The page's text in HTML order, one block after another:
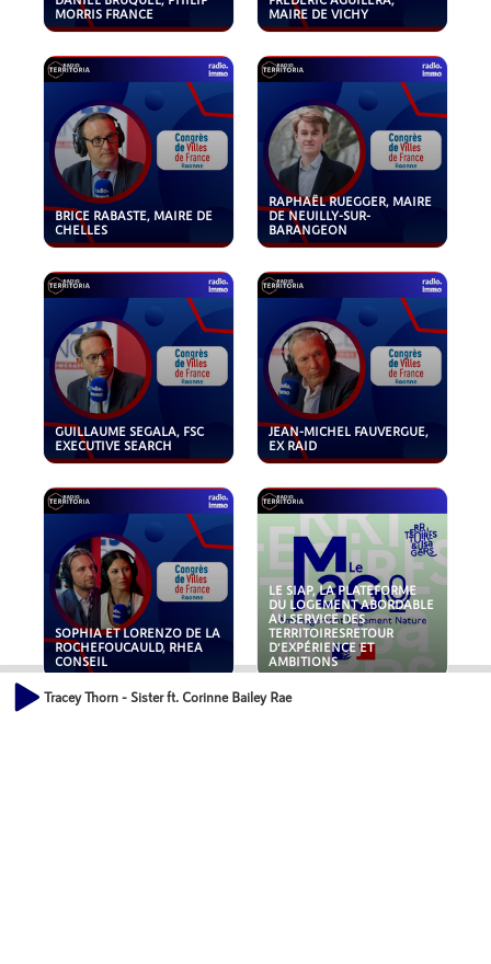
MORRIS FRANCE
MAIRE DE VICHY
BRICE RABASTE, MAIRE DE
CHELLES
RAPHAËL RUEGGER, MAIRE
DE NEUILLY-SUR-
BARANGEON
GUILLAUME SEGALA, FSC
EXECUTIVE SEARCH
JEAN-MICHEL FAUVERGUE,
EX RAID
SOPHIA ET LORENZO DE LA
ROCHEFOUCAULD, RHEA
CONSEIL
LE SIAP, LA PLATEFORME
DU LOGEMENT ABORDABLE
AU SERVICE DES
TERRITOIRESRETOUR
D'EXPÉRIENCE ET
AMBITIONS
Tracey Thorn - Sister ft. Corinne Bailey Rae